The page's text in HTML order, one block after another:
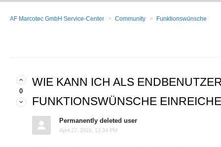
AF Marcotec GmbH Service-Center Community Funktionswünsche
0
WIE KANN ICH ALS
FUNKTIONSWÜNSCHE
Permanently deleted user
April 27, 2016, 12:34 PM